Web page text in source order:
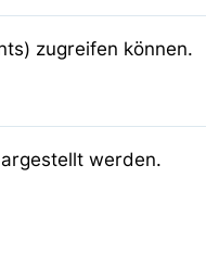
zugreifen können.
werden.